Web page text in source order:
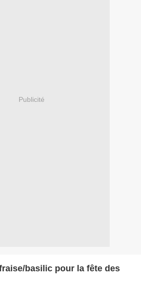
Publicité
basilic pour la fête des